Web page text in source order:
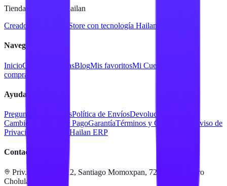
Tienda en línea de Hailan
Creado para
Hailan Store con tecnología Hailan ERP
Navegación
InicioCatálogo MarcasBlogMis favoritosMi Cuenta
compra
Ayuda
Preguntas FrecuentesPolítica de EnvíosDevoluciones y
Cambios
Métodos de PagoGarantíaTérminos y Condiciones
Aviso de
Privacidad
Servicios Hailan ERP
Contacto
Priv. Alejandra 512, Santiago Momoxpan, 72775 San Pedro
Cholula, Pue.